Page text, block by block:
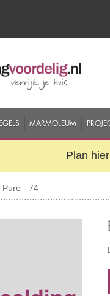
MARMOLEUM
Plan
Pure - 74